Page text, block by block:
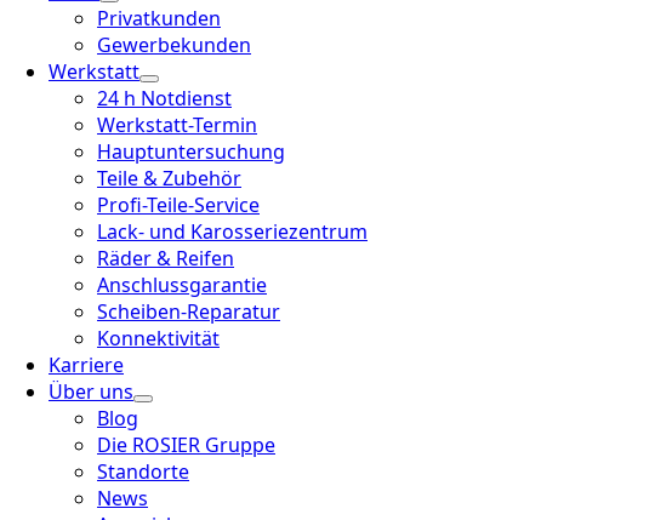
Privatkunden
Gewerbekunden
Werkstatt
24 h Notdienst
Werkstatt-Termin
Hauptuntersuchung
Teile & Zubehör
Profi-Teile-Service
Lack- und Karosseriezentrum
Räder & Reifen
Anschlussgarantie
Scheiben-Reparatur
Konnektivität
Karriere
Über uns
Blog
Die ROSIER Gruppe
Standorte
News